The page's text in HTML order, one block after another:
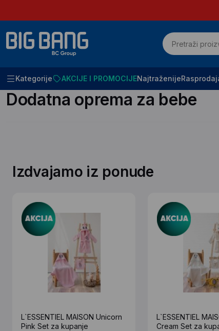
Kategorije AKCIJE I PROMOCIJENajtraženije
Početna BABY OPREMA Dodatna oprema za bebe
Dodatna oprema za bebe
Izdvajamo iz ponude
L`ESSENTIEL MAISON Unicorn
Pink Set za kupanje
L`ESSENTIEL
Cream Set za